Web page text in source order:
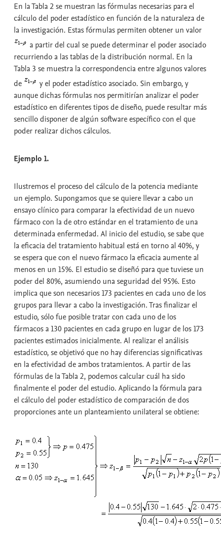
En la Tabla 2 se muestran las fórmulas necesarias para el
cálculo del poder estadístico en función de la naturaleza de
la investigación. Estas fórmulas permiten obtener un valor
a partir del cual se puede determinar el poder asociado
recurriendo a las tablas de la distribución normal. En la
Tabla 3 se muestra la correspondencia entre algunos valores
de
y el poder estadístico asociado. Sin embargo, y
aunque dichas fórmulas nos permitirían analizar el poder
estadístico en diferentes tipos de diseño, puede resultar más
sencillo disponer de algún software específico con el que
poder realizar dichos cálculos.
Ejemplo 1.
Ilustremos el proceso del cálculo de la potencia mediante
un ejemplo. Supongamos que se quiere llevar a cabo un
ensayo clínico para comparar la efectividad de un nuevo
fármaco con la de otro estándar en el tratamiento de una
determinada enfermedad. Al inicio del estudio, se sabe que
la eficacia del tratamiento habitual está en torno al 40%, y
se espera que con el nuevo fármaco la eficacia aumente al
menos en un 15%. El estudio se diseñó para que tuviese un
poder del 80%, asumiendo una seguridad del 95%. Esto
implica que son necesarios 173 pacientes en cada uno de los
grupos para llevar a cabo la investigación. Tras finalizar el
estudio, sólo fue posible tratar con cada uno de los
fármacos a 130 pacientes en cada grupo en lugar de los 173
pacientes estimados inicialmente. Al realizar el análisis
estadístico, se objetivó que no hay diferencias significativas
en la efectividad de ambos tratamientos. A partir de las
fórmulas de la Tabla 2, podemos calcular cuál ha sido
finalmente el poder del estudio. Aplicando la fórmula para
el cálculo del poder estadístico de comparación de dos
proporciones ante un planteamiento unilateral se obtiene: